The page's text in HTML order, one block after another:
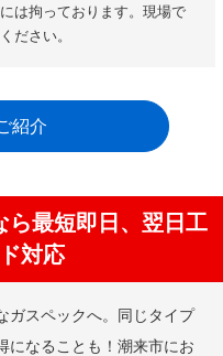
は拘っております。現場で
ださい。
紹介
ら最短即日、翌日工
対応
ガスペックへ。同じタイプ
になることも！潮来市にお